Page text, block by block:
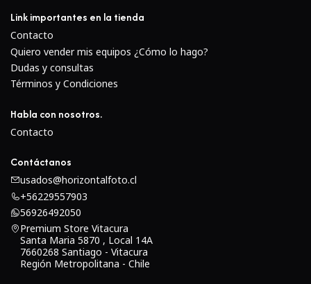
agua u otros artículos personales fácilmente
accesibles
Utiliza bucles de fijación para accesorios adicionales
opcionales de SlipLockEl soporte para trípode Hideaway
lleva un trípode o monópode compactoOpciones de
transporte
Arnés de mochila
Cinturón desmontable
Correa de esternón ajustable
Link importantes en la tienda
Contacto
Quiero vender mis equipos ¿Cómo lo hago?
Dudas y consultas
Términos y Condiciones
Habla con nosotros.
Contacto
Contáctanos
usados@horizontalfoto.cl
+56229557903
56926492050
Premium Store Vitacura
Santa Maria 5870 , Local 14A
7660268 Santiago - Vitacura
Región Metropolitana - Chile